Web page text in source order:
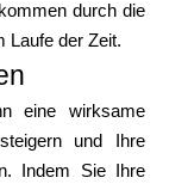
durch die
Laufe der Zeit.
eine wirksame
und Ihre
Indem Sie Ihre